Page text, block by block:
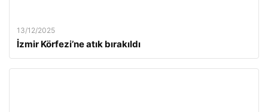
13/12/2025
İzmir Körfezi’ne atık bırakıldı